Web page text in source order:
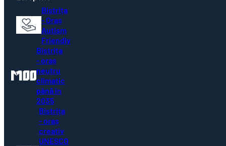
Bistrița
- Oraș
Autism
Friendly
Bistrița
- oraș
neutru
climatic
până în
2035
Bistrița
- oraș
creativ
UNESCO